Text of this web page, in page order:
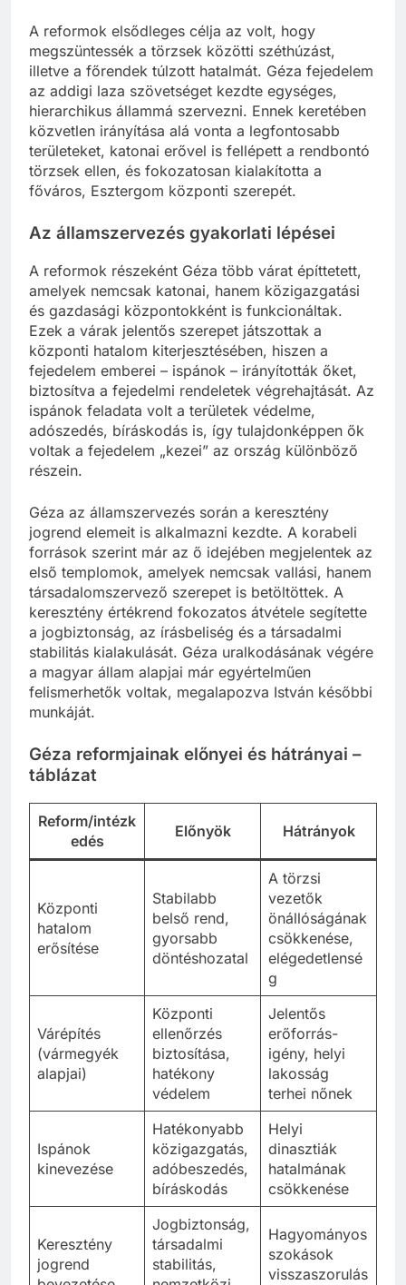
A reformok elsődleges célja az volt, hogy
megszüntessék a törzsek közötti széthúzást,
illetve a főrendek túlzott hatalmát. Géza fejedelem
az addigi laza szövetséget kezdte egységes,
hierarchikus állammá szervezni. Ennek keretében
közvetlen irányítása alá vonta a legfontosabb
területeket, katonai erővel is fellépett a rendbontó
törzsek ellen, és fokozatosan kialakította a
főváros, Esztergom központi szerepét.
Az államszervezés gyakorlati lépései
A reformok részeként Géza több várat építtetett,
amelyek nemcsak katonai, hanem közigazgatási
és gazdasági központokként is funkcionáltak.
Ezek a várak jelentős szerepet játszottak a
központi hatalom kiterjesztésében, hiszen a
fejedelem emberei – ispánok – irányították őket,
biztosítva a fejedelmi rendeletek végrehajtását. Az
ispánok feladata volt a területek védelme,
adószedés, bíráskodás is, így tulajdonképpen ők
voltak a fejedelem „kezei” az ország különböző
részein.
Géza az államszervezés során a keresztény
jogrend elemeit is alkalmazni kezdte. A korabeli
források szerint már az ő idejében megjelentek az
első templomok, amelyek nemcsak vallási, hanem
társadalomszervező szerepet is betöltöttek. A
keresztény értékrend fokozatos átvétele segítette
a jogbiztonság, az írásbeliség és a társadalmi
stabilitás kialakulását. Géza uralkodásának végére
a magyar állam alapjai már egyértelműen
felismerhetők voltak, megalapozva István későbbi
munkáját.
Géza reformjainak előnyei és hátrányai –
táblázat
Reform/intézk
edés
Előnyök Hátrányok
Központi
hatalom
erősítése
Stabilabb
belső rend,
gyorsabb
döntéshozatal
A törzsi
vezetők
önállóságának
csökkenése,
elégedetlensé
g
Várépítés
(vármegyék
alapjai)
Központi
ellenőrzés
biztosítása,
hatékony
védelem
Jelentős
erőforrás-
igény, helyi
lakosság
terhei nőnek
Ispánok
kinevezése
Hatékonyabb
közigazgatás,
adóbeszedés,
bíráskodás
Helyi
dinasztiák
hatalmának
csökkenése
Keresztény
jogrend
Jogbiztonság,
társadalmi
stabilitás,
Hagyományos
szokások
visszaszorulás